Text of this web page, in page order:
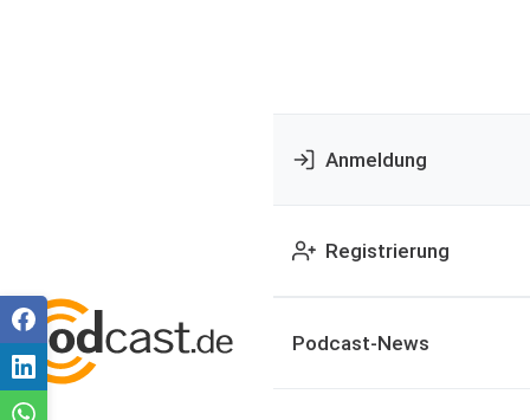
Anmeldung
Registrierung
Podcast-News